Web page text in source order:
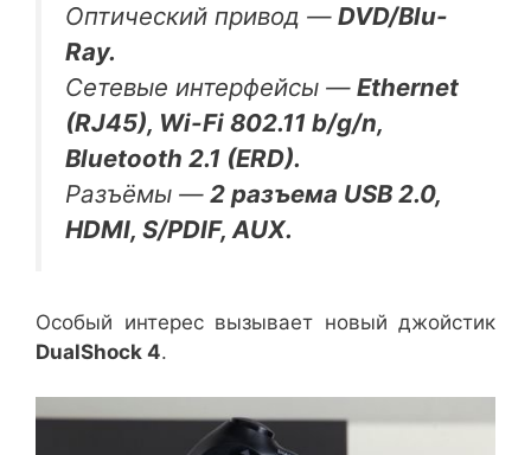
Оптический привод — DVD/Blu-
Ray.
Сетевые интерфейсы — Ethernet
(RJ45), Wi-Fi 802.11 b/g/n,
Bluetooth 2.1 (ERD).
Разъёмы — 2 разъема USB 2.0,
HDMI, S/PDIF, AUX.
Особый интерес вызывает новый джойстик
DualShock 4.